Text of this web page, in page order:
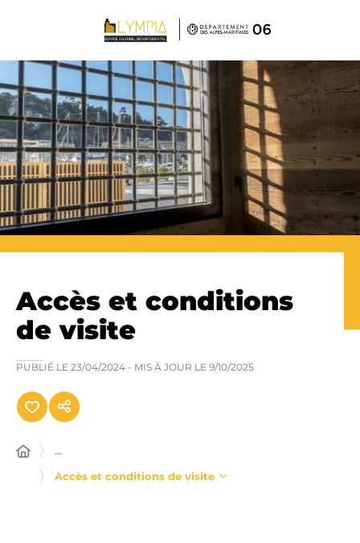
Accès et conditions
de visite
PUBLIÉ LE 23/04/2024 - MIS À JOUR LE 9/10/2025
...
Accès et conditions de visite